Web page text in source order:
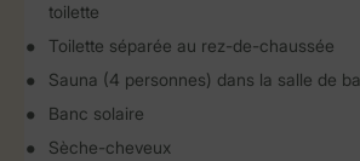
toilette
Toilette séparée au rez-de-chaussée
Sauna (4 personnes) dans la salle de
Banc solaire
Sèche-cheveux